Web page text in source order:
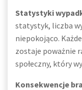
Statystyki
statystyk, liczba
niepokojąco.
zostaje poważnie
społeczny, który
Konsekwencje